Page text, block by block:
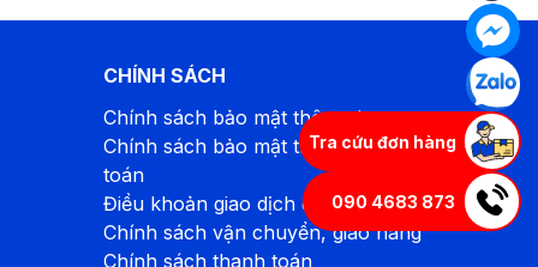
Tra cứu đơn hàng
090 4683 873
CHÍNH SÁCH
Chính sách bảo mật thông tin
Chính sách bảo mật thông tin thanh
toán
Điều khoản giao dịch chung
Chính sách vận chuyển, giao hàng
Chính sách thanh toán